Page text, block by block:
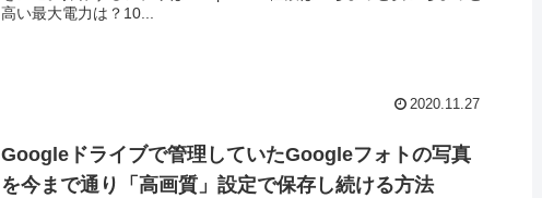
高い最大電力は？10...
2020.11.27
Googleドライブで管理していたGoogleフォトの写真
を今まで通り「高画質」設定で保存し続ける方法